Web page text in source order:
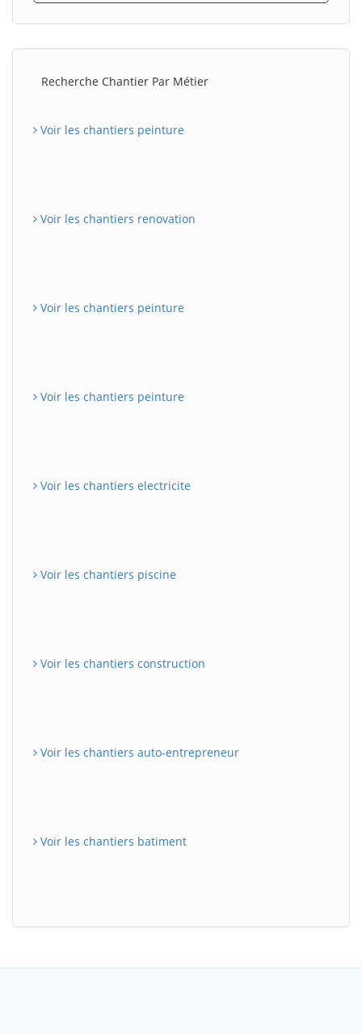
Recherche Chantier Par Métier
Voir les chantiers peinture
Voir les chantiers renovation
Voir les chantiers peinture
Voir les chantiers peinture
Voir les chantiers electricite
Voir les chantiers piscine
Voir les chantiers construction
Voir les chantiers auto-entrepreneur
Voir les chantiers batiment